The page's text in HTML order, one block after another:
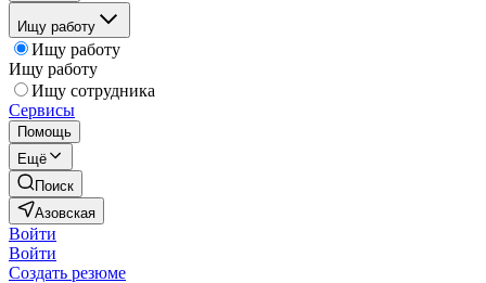
Ищу работу
Ищу работу
Ищу работу
Ищу сотрудника
Сервисы
Помощь
Ещё
Поиск
Азовская
Войти
Войти
Создать резюме